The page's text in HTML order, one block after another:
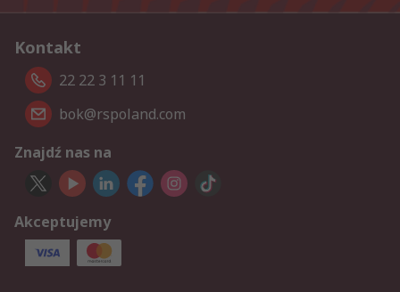
Kontakt
22 22 3 11 11
bok@rspoland.com
Znajdź nas na
Akceptujemy